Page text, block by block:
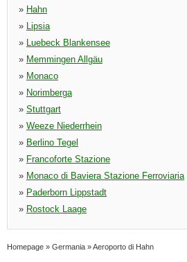
» Hahn
» Lipsia
» Luebeck Blankensee
» Memmingen Allgäu
» Monaco
» Norimberga
» Stuttgart
» Weeze Niederrhein
» Berlino Tegel
» Francoforte Stazione
» Monaco di Baviera Stazione Ferroviaria
» Paderborn Lippstadt
» Rostock Laage
Homepage » Germania »Aeroporto di Hahn